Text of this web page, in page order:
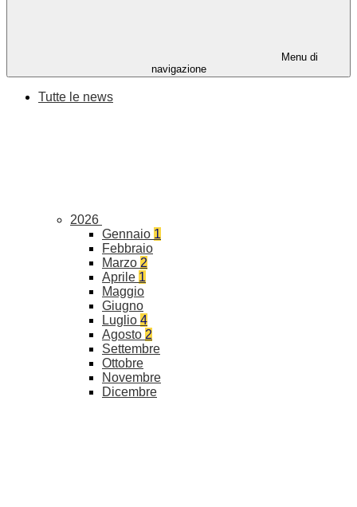
Menu di
navigazione
Tutte le news
2026
Gennaio 1
Febbraio
Marzo 2
Aprile 1
Maggio
Giugno
Luglio 4
Agosto 2
Settembre
Ottobre
Novembre
Dicembre